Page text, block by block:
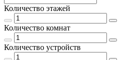
Количество этажей
Количество комнат
Количество устройств